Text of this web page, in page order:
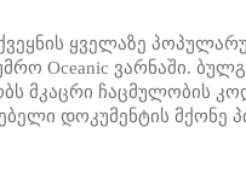
ყველაზე
Oceanic ვარნაში.
მკაცრი ჩაცმულობის
დოკუმენტის მქონე